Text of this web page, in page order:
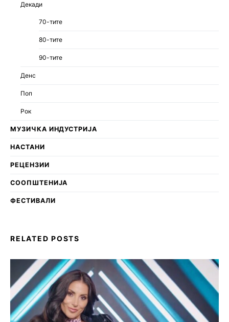
Декади
70-тите
80-тите
90-тите
Денс
Поп
Рок
МУЗИЧКА ИНДУСТРИЈА
НАСТАНИ
РЕЦЕНЗИИ
СООПШТЕНИЈА
ФЕСТИВАЛИ
RELATED POSTS